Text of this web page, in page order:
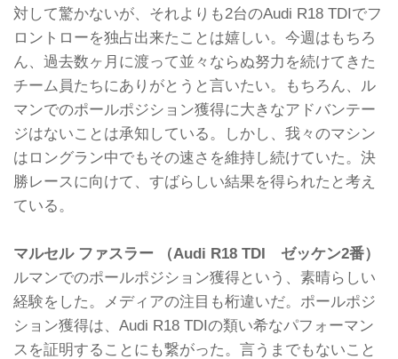
対して驚かないが、それよりも2台のAudi R18 TDIでフ
ロントローを独占出来たことは嬉しい。今週はもちろ
ん、過去数ヶ月に渡って並々ならぬ努力を続けてきた
チーム員たちにありがとうと言いたい。もちろん、ル
マンでのポールポジション獲得に大きなアドバンテー
ジはないことは承知している。しかし、我々のマシン
はロングラン中でもその速さを維持し続けていた。決
勝レースに向けて、すばらしい結果を得られたと考え
ている。
マルセル ファスラー （Audi R18 TDI ゼッケン2番）
ルマンでのポールポジション獲得という、素晴らしい
経験をした。メディアの注目も桁違いだ。ポールポジ
ション獲得は、Audi R18 TDIの類い希なパフォーマン
スを証明することにも繋がった。言うまでもないこと